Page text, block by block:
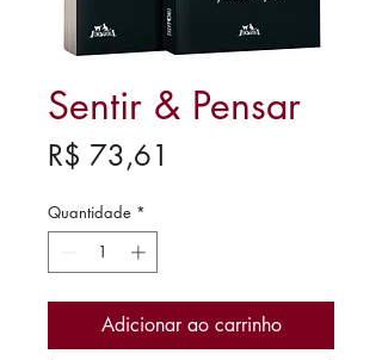
Sentir & Pensar
R$ 73,61
Quantidade *
Adicionar ao carrinho